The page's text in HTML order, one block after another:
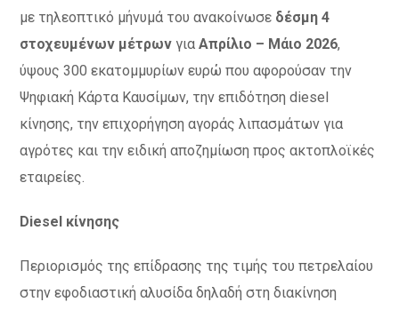
με τηλεοπτικό μήνυμά του ανακοίνωσε δέσμη 4
στοχευμένων μέτρων γιαΑπρίλιο – Μάιο 2026,
ύψους 300 εκατομμυρίων ευρώ που αφορούσαν την
Ψηφιακή Κάρτα Καυσίμων, την επιδότηση diesel
κίνησης, την επιχορήγηση αγοράς λιπασμάτων για
αγρότες και την ειδική αποζημίωση προς ακτοπλοϊκές
εταιρείες.
Diesel κίνησης
Περιορισμός της επίδρασης της τιμής του πετρελαίου
στην εφοδιαστική αλυσίδα δηλαδή στη διακίνηση